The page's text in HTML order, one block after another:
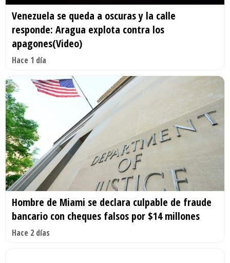
Venezuela se queda a oscuras y la calle
responde: Aragua explota contra los
apagones(Video)
Hace 1 día
Hombre de Miami se declara culpable de fraude
bancario con cheques falsos por $14 millones
Hace 2 días